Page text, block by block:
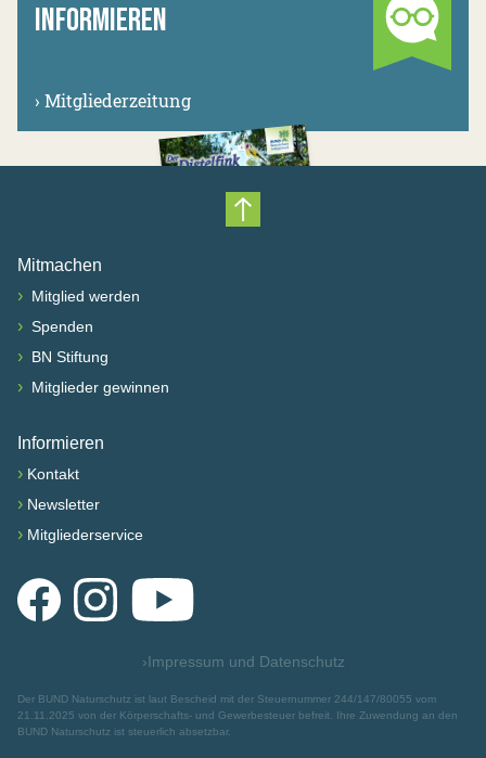
INFORMIEREN
› Mitgliederzeitung
Nach oben scrollen
Mitmachen
› Mitglied werden
› Spenden
› BN Stiftung
› Mitglieder gewinnen
Informieren
› Kontakt
› Newsletter
› Mitgliederservice
FacebookInstagramYouTube
›Impressum und Datenschutz
Der BUND Naturschutz ist laut Bescheid mit der Steuernummer 244/147/80055 vom
21.11.2025 von der Körperschafts- und Gewerbesteuer befreit. Ihre Zuwendung an den
BUND Naturschutz ist steuerlich absetzbar.